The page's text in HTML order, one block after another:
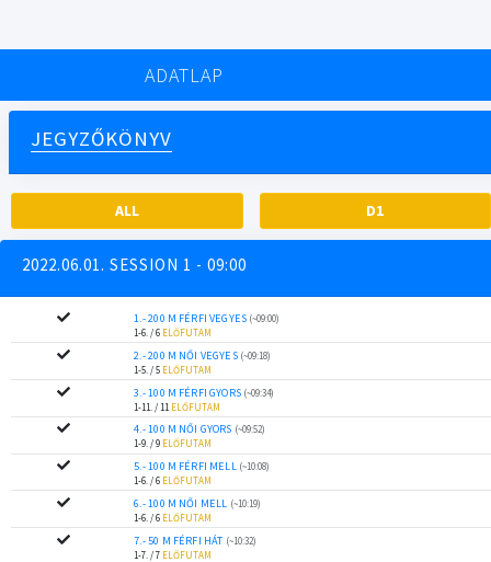
ADATLAP
JEGYZŐKÖNYV
ALL D1
2022.06.01. SESSION 1 - 09:00
1.- 200 M FÉRFI VEGYES (~09:00)
1-6. / 6 ELŐFUTAM
2.- 200 M NŐI VEGYES (~09:18)
1-5. / 5 ELŐFUTAM
3.- 100 M FÉRFI GYORS (~09:34)
1-11. / 11 ELŐFUTAM
4.- 100 M NŐI GYORS (~09:52)
1-9. / 9 ELŐFUTAM
5.- 100 M FÉRFI MELL (~10:08)
1-6. / 6 ELŐFUTAM
6.- 100 M NŐI MELL (~10:19)
1-6. / 6 ELŐFUTAM
7.- 50 M FÉRFI HÁT (~10:32)
1-7. / 7 ELŐFUTAM